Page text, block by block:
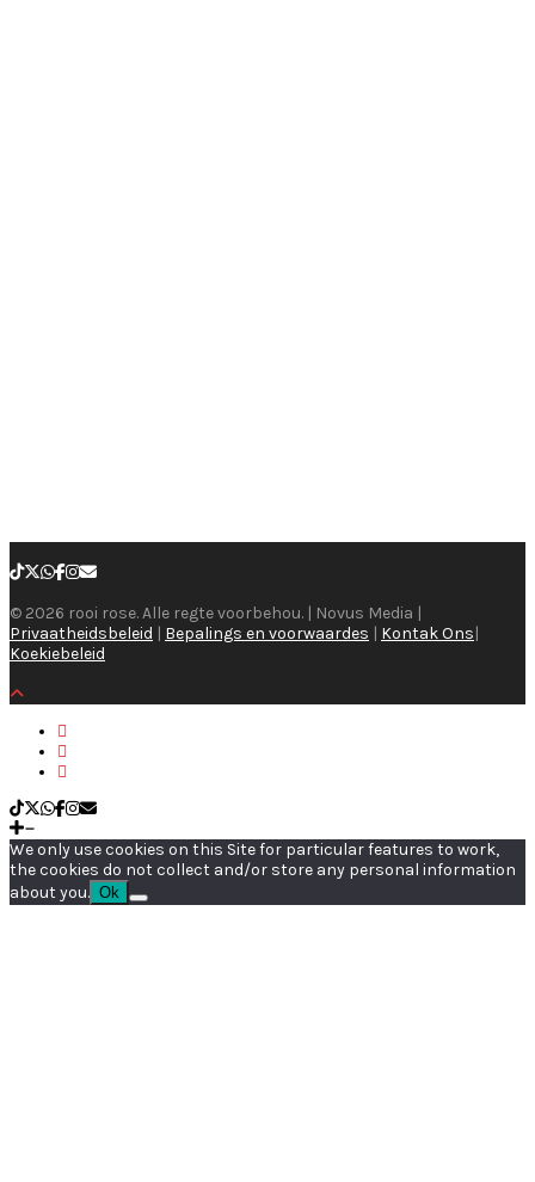
© 2026 rooi rose. Alle regte voorbehou. | Novus Media |
Privaatheidsbeleid | Bepalings en voorwaardes | Kontak Ons|
Koekiebeleid
We only use cookies on this Site for particular features to work,
the cookies do not collect and/or store any personal information
about you. Ok